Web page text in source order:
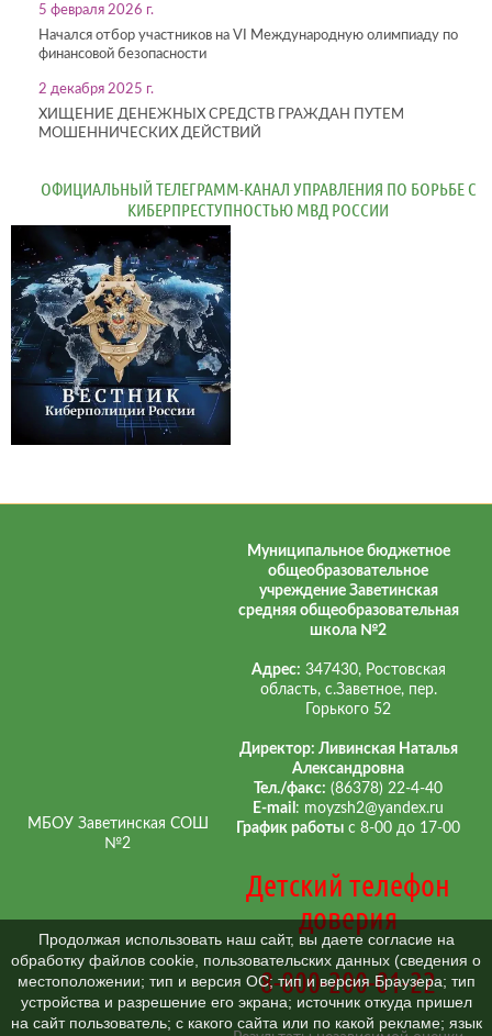
5 февраля 2026 г.
Начался отбор участников на VI Международную олимпиаду по
финансовой безопасности
2 декабря 2025 г.
ХИЩЕНИЕ ДЕНЕЖНЫХ СРЕДСТВ ГРАЖДАН ПУТЕМ
МОШЕННИЧЕСКИХ ДЕЙСТВИЙ
ОФИЦИАЛЬНЫЙ ТЕЛЕГРАММ-КАНАЛ УПРАВЛЕНИЯ ПО БОРЬБЕ С
КИБЕРПРЕСТУПНОСТЬЮ МВД РОССИИ
МБОУ Заветинская СОШ
№2
Муниципальное бюджетное
общеобразовательное
учреждение Заветинская
средняя общеобразовательная
школа №2
Адрес: 347430, Ростовская
область, с.Заветное, пер.
Горького 52
Директор: Ливинская Наталья
Александровна
Тел./факс: (86378) 22-4-40
E-mail : moyzsh2@yandex.ru
График работы с 8-00 до 17-00
Детский телефон
доверия
8-800-200-01-22
Продолжая использовать наш сайт, вы даете согласие на
обработку файлов cookie, пользовательских данных (сведения о
местоположении; тип и версия ОС; тип и версия Браузера; тип
устройства и разрешение его экрана; источник откуда пришел
на сайт пользователь; с какого сайта или по какой рекламе; язык